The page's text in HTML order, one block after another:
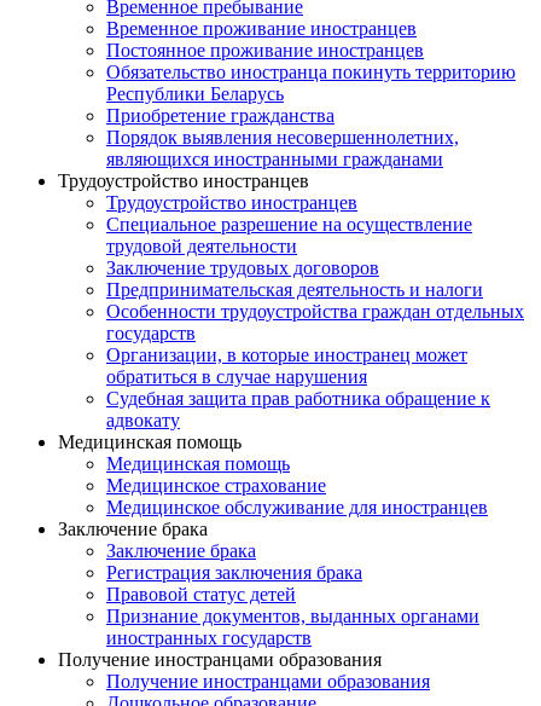
Временное пребывание
Временное проживание иностранцев
Постоянное проживание иностранцев
Обязательство иностранца покинуть территорию
Республики Беларусь
Приобретение гражданства
Порядок выявления несовершеннолетних,
являющихся иностранными гражданами
Трудоустройство иностранцев
Трудоустройство иностранцев
Специальное разрешение на осуществление
трудовой деятельности
Заключение трудовых договоров
Предпринимательская деятельность и налоги
Особенности трудоустройства граждан отдельных
государств
Организации, в которые иностранец может
обратиться в случае нарушения
Судебная защита прав работника обращение к
адвокату
Медицинская помощь
Медицинская помощь
Медицинское страхование
Медицинское обслуживание для иностранцев
Заключение брака
Заключение брака
Регистрация заключения брака
Правовой статус детей
Признание документов, выданных органами
иностранных государств
Получение иностранцами образования
Получение иностранцами образования